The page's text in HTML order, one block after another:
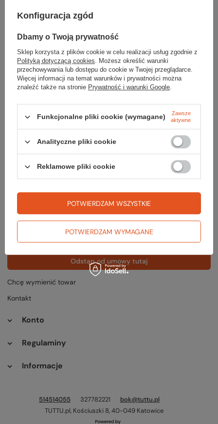
Szukasz produktu, którego nie mamy w
ofercie?
naszym sklepie, możesz skorzystać ze specjalnego formularza i
przesłać nam opis szukanego przedmiotu. Aby móc to zrobić musisz
zalogowany.
Śledzenie przesyłki
Chcę zareklamować produkt
Odstąp od umowy tutaj
Chcę wymienić towar
Kontakt
Konto
Regulaminy
Informacje
514514055 327782221
bok@tuttu.pl
TUTTU.pl, Kościuszki 8,40-049 Katowice
Konfiguracja zgód
Dbamy o Twoją prywatność
Sklep korzysta z plików cookie w celu realizacji usług zgodnie z
Polityką dotyczącą cookies. Możesz określić warunki
przechowywania lub dostępu do cookie w Twojej przeglądarce.
Więcej informacji na temat warunków i prywatności można
znaleźć także na stronie Prywatność i warunki Google.
Funkcjonalne pliki cookie (wymagane)
Zawsze
aktywne
Analityczne pliki cookie
Reklamowe pliki cookie
POTWIERDZAM WYMAGANE
POTWIERDZAM WSZYSTKIE